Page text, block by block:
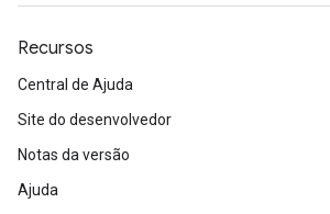
Recursos
Central de Ajuda
Site do desenvolvedor
Notas da versão
Ajuda